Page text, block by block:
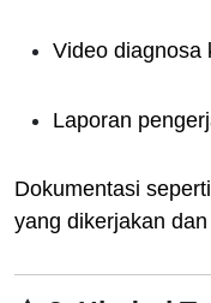
Video diagnosa
Laporan
Dokumentasi
yang dikerjakan